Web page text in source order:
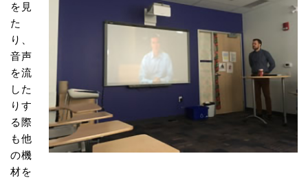
を見
た
り、
音声
を流
した
りす
る際
も他
の機
材を